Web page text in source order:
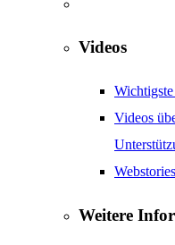
Videos
Videos
Weitere